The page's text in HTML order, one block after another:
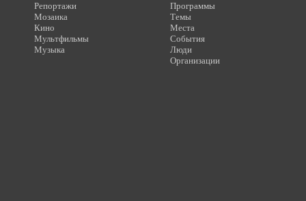
Репортажи
Мозаика
Кино
Мультфильмы
Музыка
Программы
Темы
Места
События
Люди
Организации